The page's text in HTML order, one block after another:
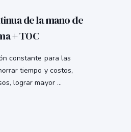
de la mano de
+ TOC
constante para las
tiempo y costos,
lograr mayor ...